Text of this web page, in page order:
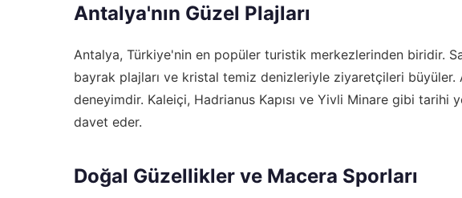
Antalya'nın Güzel Plajları
Antalya, Türkiye'nin en popüler turistik merkezlerinden biridir.
bayrak plajları ve kristal temiz denizleriyle ziyaretçileri büyüler.
deneyimdir. Kaleiçi, Hadrianus Kapısı ve Yivli Minare gibi tarihi
davet eder.
Doğal Güzellikler ve Macera Sporları